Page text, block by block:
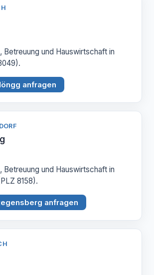
Betreuung und Hauswirtschaft in
anfragen
Betreuung und Hauswirtschaft in
8158).
anfragen